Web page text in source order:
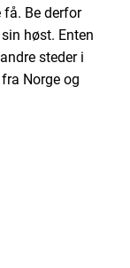
få. Be derfor
høst. Enten
steder i
Norge og